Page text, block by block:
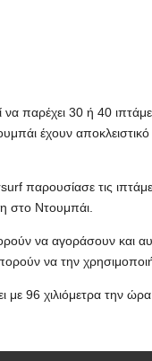
να παρέχει 30 ή 40
έχουν
παρουσίασε τις
στο Ντουμπάι.
να αγοράσουν και
να την
με 96 χιλιόμετρα την